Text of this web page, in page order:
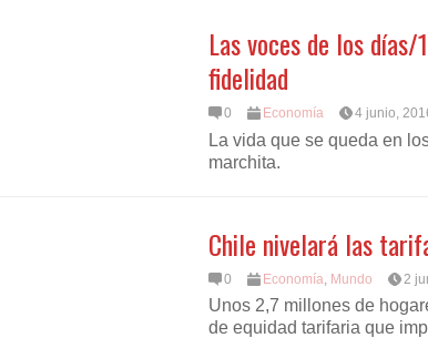
Las voces de los
fidelidad
0 Economía 4 junio,
La vida que se queda en
marchita.
Chile nivelará las
0 Economía Mundo 2
Unos 2,7 millones de
de equidad tarifaria que